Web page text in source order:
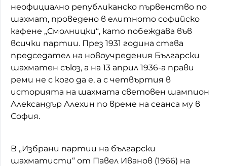
неофициално републиканско първенство по
шахмат, проведено в елитното софийско
кафене „Смолницки“, като побеждава във
всички партии. През 1931 година става
председател на новоучредения Български
шахматен съюз, а на 13 април 1936-а прави
реми не с кого да е, а с четвъртия в
историята на шахмата световен шампион
Александър Алехин по време на сеанса му в
София.
В „Избрани партии на български
шахматисти“ от Павел Иванов (1966) на